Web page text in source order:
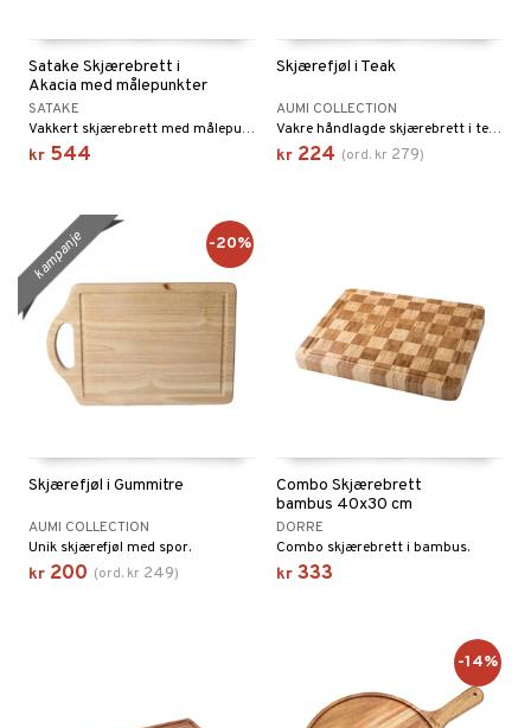
Satake Skjærebrett i
Akacia med målepunkter
SATAKE
Vakkert skjærebrett med målepunkter av akasietre fra Satake.
kr 544
Skjærefjøl i Teak
AUMI COLLECTION
Vakre håndlagde skjærebrett i teak fra Thailand.
kr 224 (ord. kr 279)
Skjærefjøl i Gummitre
AUMI COLLECTION
Unik skjærefjøl med spor.
kr 200 (ord. kr 249)
kampanje -20%
Combo Skjærebrett
bambus 40x30 cm
DORRE
Combo skjærebrett i bambus.
kr 333
-14%
og grønnsakskniver
og Skåler
og Rydding
bakeformer
/ Outdoor